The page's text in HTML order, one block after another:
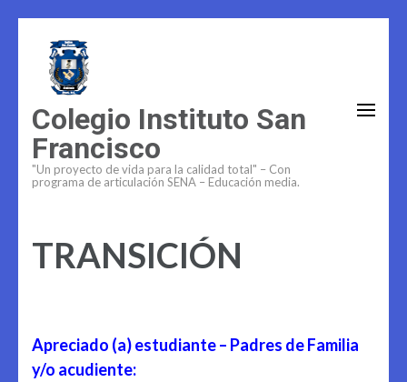
contenido
tecla
Intro)
Colegio Instituto San
Francisco
"Un proyecto de vida para la calidad total" – Con
programa de articulación SENA – Educación media.
TRANSICIÓN
Apreciado (a) estudiante – Padres de Familia
y/o acudiente: